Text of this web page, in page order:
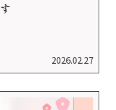
2026.02.27